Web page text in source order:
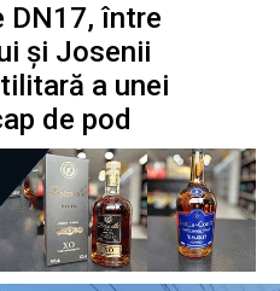
DN17, între
și Josenii
a unei
de pod